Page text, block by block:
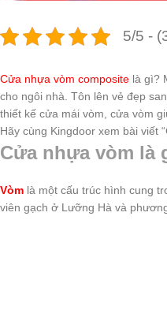
5/5 -
Cửa nhựa vòm composite là gì?
cho ngôi nhà. Tôn lên vẻ đẹp
thiết kế cửa mái vòm, cửa vòm
Hãy cùng Kingdoor xem bài viết
Cửa nhựa vòm là
Vòm là một cấu trúc hình cung
viên gạch ở Lưỡng Hà và